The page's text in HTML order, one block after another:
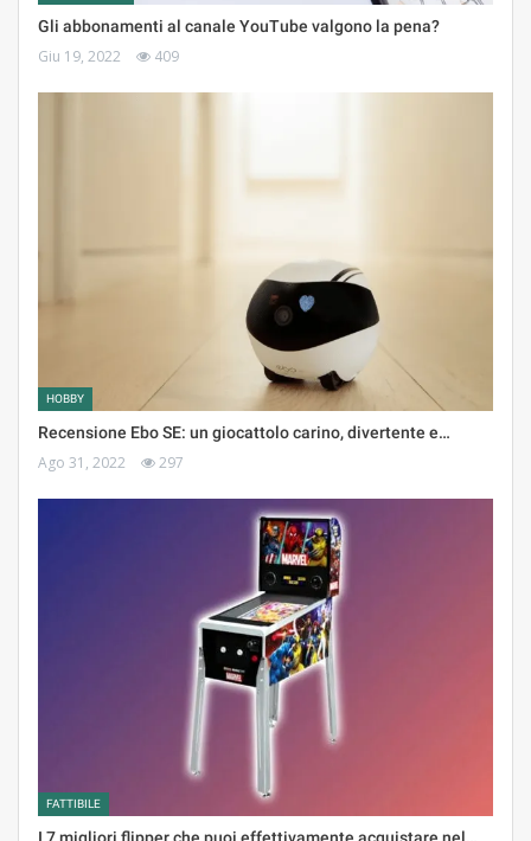
Gli abbonamenti al canale YouTube valgono la pena?
Giu 19, 2022 409
HOBBY
Recensione Ebo SE: un giocattolo carino, divertente e…
Ago 31, 2022 297
FATTIBILE